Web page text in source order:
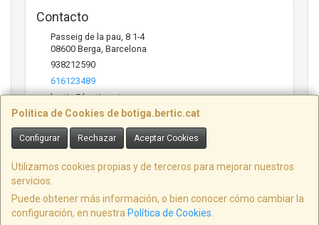
Política de Cookies de botiga.bertic.cat
Configurar Rechazar Aceptar Cookies
Utilizamos cookies propias y de terceros para mejorar nuestros
servicios.
Puede obtener más información, o bien conocer cómo cambiar la
configuración, en nuestra Política de Cookies
Contacto
Passeig de la pau, 8 1-4
08600 Berga Barcelona
938212590
616123489
bertic@bertic.cat
Horario
Lunes a Viernes (9h-14h | 15h-18h)
, , , , España. - C.I.F.: B09846916 - Tfno: